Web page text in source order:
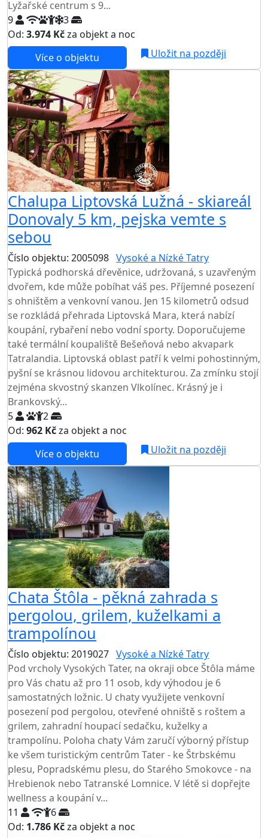
Lyžařské centrum s 9...
9
3
Od: 3.974 Kčza objekt a noc
Více o objektu Uložit na později
Chalupa Liptovská Lužná - skiareál
Donovaly 5 km, pejska vemte s
sebou
Číslo objektu: 2005098 Vysoké a Nízké Tatry
Typická podhorská dřevěnice, udržovaná, s uzavřeným
dvořem, kde může pobíhat váš pes. Příjemné posezení
s ohništěm a venkovní vanou. Jen 15 kilometrů odsud
se rozkládá přehrada Liptovská Mara, která nabízí
koupání, rybaření nebo vodní sporty. Doporučujeme
také termální koupaliště Bešeňová nebo akvapark
Tatralandia. Liptovská oblast patří k velmi pohostinným,
pyšní se krásnou lidovou architekturou. Za zmínku stojí
zejména skvostný skanzen Vlkolínec. Krásný je i
Brankovský...
5
2
Od: 962 Kčza objekt a noc
Více o objektu Uložit na později
Chata Štôla - pěkná zahrada s
pergolou, grilem, kuželkami a
trampolínou
Číslo objektu: 2019027 Vysoké a Nízké Tatry
Pod vrcholy Vysokých Tater, na okraji obce Štôla máme
pro Vás chatu až pro 11 osob, kdy výhodou je 6
samostatných ložnic. U chaty využijete venkovní
posezení pod pergolou, otevřené ohniště s roštem a
grilem, zahradní houpací sedačku, kuželky a
trampolínu. Poloha chaty Vám zaručí výborný přístup
ke všem turistickým centrům Tater - ke Štrbskému
plesu, Popradskému plesu, do Starého Smokovce - na
Hrebienok nebo Tatranské Lomnice. V létě si dopřejte
wellness a koupání v...
11
6
Od: 1.786 Kčza objekt a noc